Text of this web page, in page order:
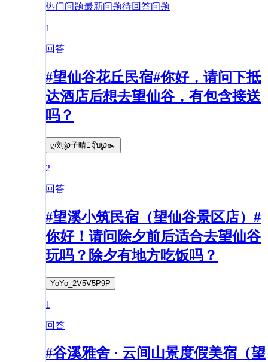
热门问题最新问题待回答问题
1
回答
#望仙谷花丘民宿#你好，请问下抵
达酒店后想去望仙谷，有包含接送
吗？
ღ刘℘子晴จุ๊บ℘๛
2
回答
#望溪小筑民宿（望仙谷景区店）#
你好！请问除夕前后适合去望仙谷
玩吗？除夕有地方吃饭吗？
YoYo_2V5V5P9P
1
回答
#谷溪雅舍 · 云间山景度假美宿（望